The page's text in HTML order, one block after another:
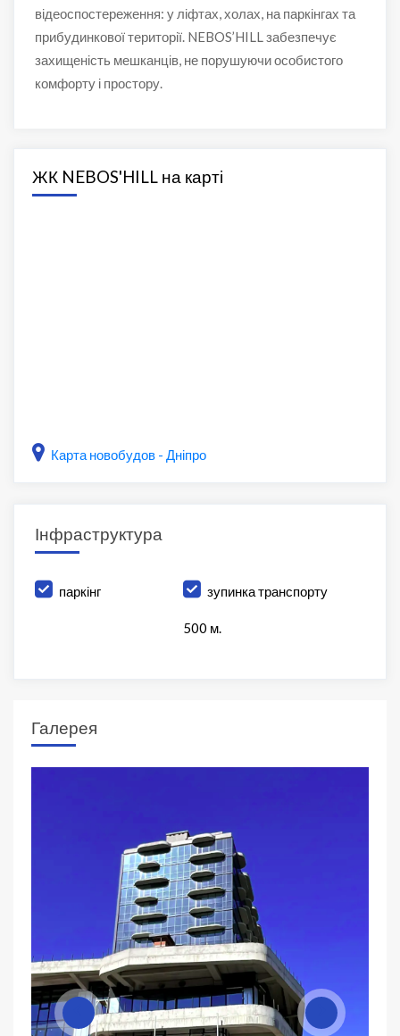
відеоспостереження: у ліфтах, холах, на паркінгах та
прибудинкової території. NEBOS’HILL забезпечує
захищеність мешканців, не порушуючи особистого
комфорту і простору.
ЖК NEBOS'HILL на карті
Карта новобудов - Дніпро
Інфраструктура
паркінг зупинка транспорту
500 м.
Галерея